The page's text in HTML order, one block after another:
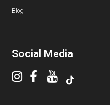
Blog
Social Media